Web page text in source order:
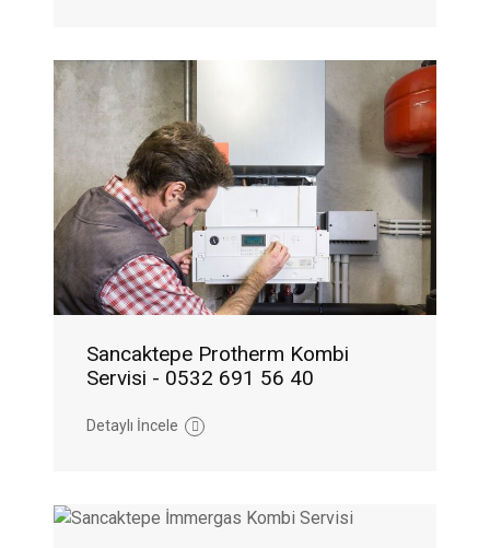
Sancaktepe Protherm Kombi
Servisi - 0532 691 56 40
Detaylı İncele